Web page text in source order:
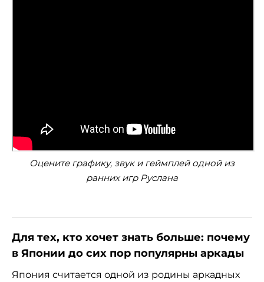
Оцените графику, звук и геймплей одной из
ранних игр Руслана
Для тех, кто хочет знать больше: почему
в Японии до сих пор популярны аркады
Япония считается одной из родины аркадных